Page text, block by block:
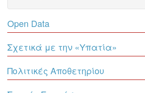
Open Data
Σχετικά με την «Υπατία»
Πολιτικές Αποθετηρίου